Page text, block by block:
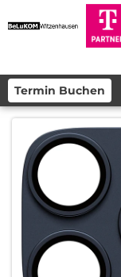
Termin Buchen